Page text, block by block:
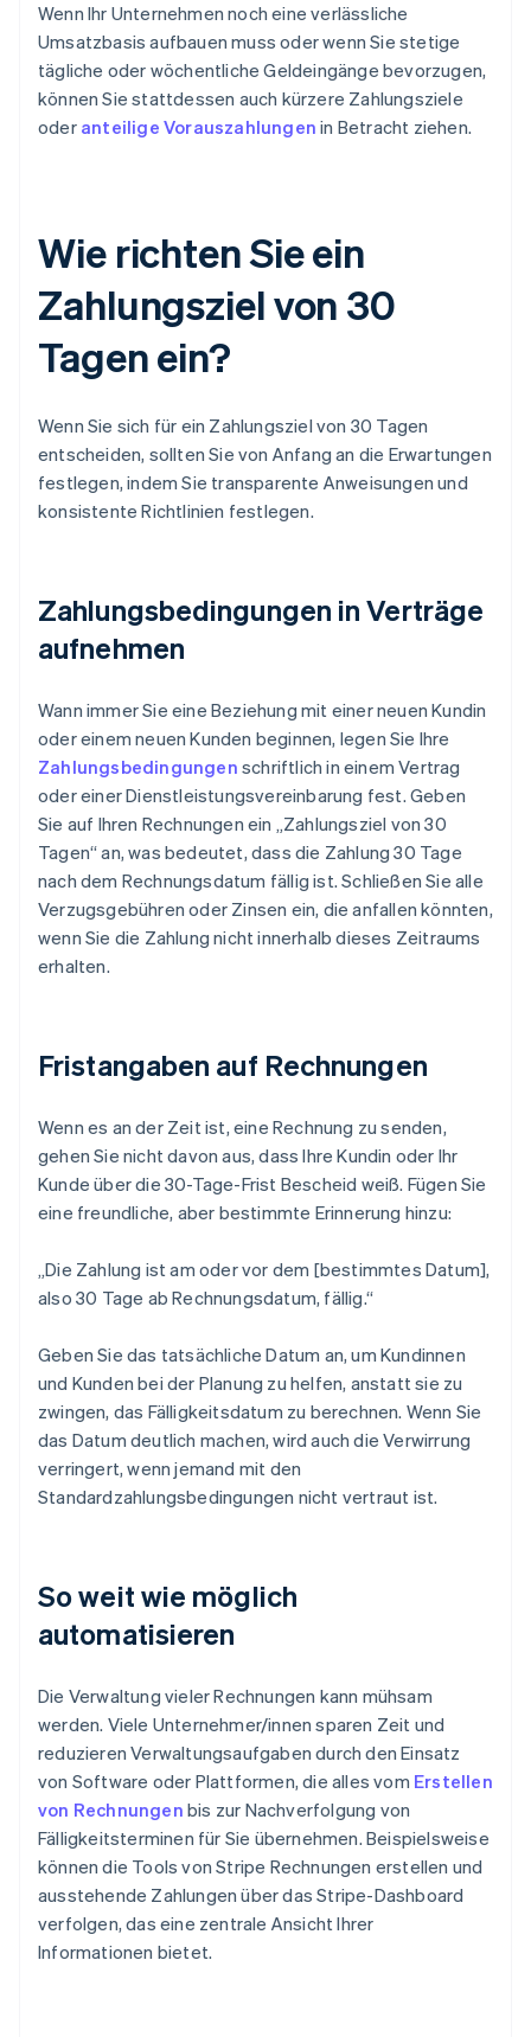
Wenn Ihr Unternehmen noch eine verlässliche
Umsatzbasis aufbauen muss oder wenn Sie stetige
tägliche oder wöchentliche Geldeingänge bevorzugen,
können Sie stattdessen auch kürzere Zahlungsziele
oder anteilige Vorauszahlungen in Betracht ziehen.
Wie richten Sie ein
Zahlungsziel von 30
Tagen ein?
Wenn Sie sich für ein Zahlungsziel von 30 Tagen
entscheiden, sollten Sie von Anfang an die Erwartungen
festlegen, indem Sie transparente Anweisungen und
konsistente Richtlinien festlegen.
Zahlungsbedingungen in Verträge
aufnehmen
Wann immer Sie eine Beziehung mit einer neuen Kundin
oder einem neuen Kunden beginnen, legen Sie Ihre
Zahlungsbedingungen schriftlich in einem Vertrag
oder einer Dienstleistungsvereinbarung fest. Geben
Sie auf Ihren Rechnungen ein „Zahlungsziel von 30
Tagen“ an, was bedeutet, dass die Zahlung 30 Tage
nach dem Rechnungsdatum fällig ist. Schließen Sie alle
Verzugsgebühren oder Zinsen ein, die anfallen könnten,
wenn Sie die Zahlung nicht innerhalb dieses Zeitraums
erhalten.
Fristangaben auf Rechnungen
Wenn es an der Zeit ist, eine Rechnung zu senden,
gehen Sie nicht davon aus, dass Ihre Kundin oder Ihr
Kunde über die 30-Tage-Frist Bescheid weiß. Fügen Sie
eine freundliche, aber bestimmte Erinnerung hinzu:
„Die Zahlung ist am oder vor dem [bestimmtes Datum],
also 30 Tage ab Rechnungsdatum, fällig.“
Geben Sie das tatsächliche Datum an, um Kundinnen
und Kunden bei der Planung zu helfen, anstatt sie zu
zwingen, das Fälligkeitsdatum zu berechnen. Wenn Sie
das Datum deutlich machen, wird auch die Verwirrung
verringert, wenn jemand mit den
Standardzahlungsbedingungen nicht vertraut ist.
So weit wie möglich
automatisieren
Die Verwaltung vieler Rechnungen kann mühsam
werden. Viele Unternehmer/innen sparen Zeit und
reduzieren Verwaltungsaufgaben durch den Einsatz
von Software oder Plattformen, die alles vom Erstellen
von Rechnungen bis zur Nachverfolgung von
Fälligkeitsterminen für Sie übernehmen. Beispielsweise
können die Tools von Stripe Rechnungen erstellen und
ausstehende Zahlungen über das Stripe-Dashboard
verfolgen, das eine zentrale Ansicht Ihrer
Informationen bietet.